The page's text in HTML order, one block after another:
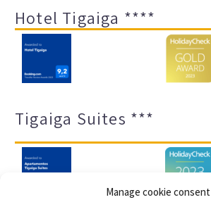
Manage cookie consent
Hotel Tigaiga ****
Tigaiga Suites ***